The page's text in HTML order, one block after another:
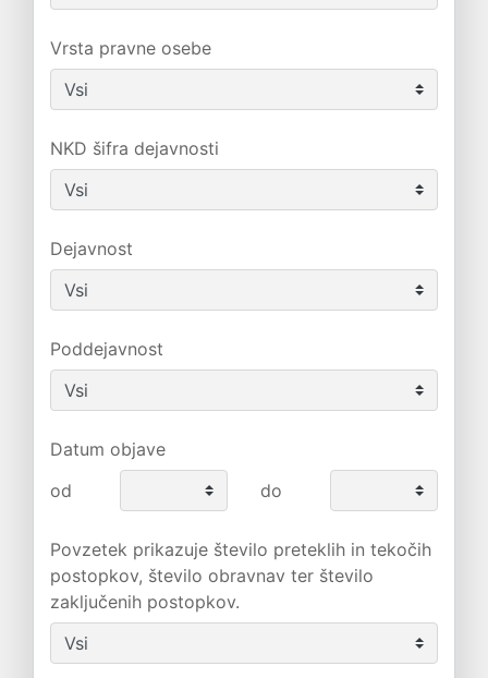
Vrsta pravne osebe
NKD šifra dejavnosti
Dejavnost
Poddejavnost
Datum objave
od
do
Povzetek prikazuje število preteklih in tekočih
postopkov, število obravnav ter število
zaključenih postopkov.